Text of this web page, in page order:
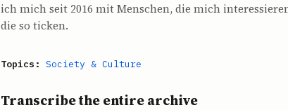
ich mich seit 2016 mit Menschen, die mich
die so ticken.
Topics: Society & Culture
Transcribe the entire archive